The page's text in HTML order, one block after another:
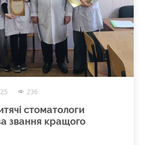
236
стоматологи
звання кращого